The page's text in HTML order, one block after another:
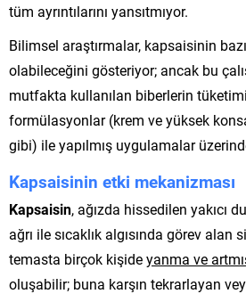
tüm ayrıntılarını yansıtmıyor.
Bilimsel araştırmalar, kapsaisinin
olabileceğini gösteriyor; ancak bu
mutfakta kullanılan biberlerin
formülasyonlar (krem ve yüksek
gibi) ile yapılmış uygulamalar
Kapsaisinin etki mekanizması
Kapsaisin, ağızda hissedilen yakıcı
ağrı ile sıcaklık algısında görev alan
temasta birçok kişideyanma ve
oluşabilir; buna karşın tekrarlayan